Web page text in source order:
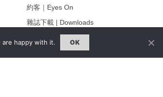
happy with it. OK
約客｜Eyes On
雜誌下載 | Downloads